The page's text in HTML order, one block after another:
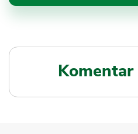
Komentar